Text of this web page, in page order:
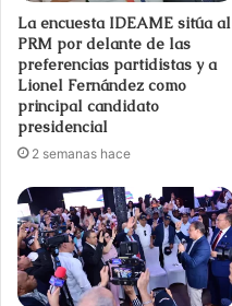
La encuesta IDEAME sitúa al
PRM por delante de las
preferencias partidistas y a
Lionel Fernández como
principal candidato
presidencial
2 semanas hace